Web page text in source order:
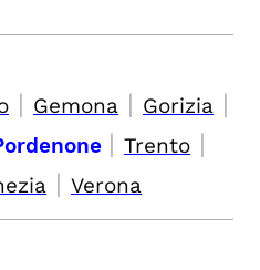
| Gemona | Gorizia |
| Trento |
| Verona